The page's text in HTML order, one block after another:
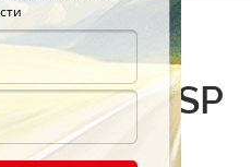
Dunlop SP
55 R19